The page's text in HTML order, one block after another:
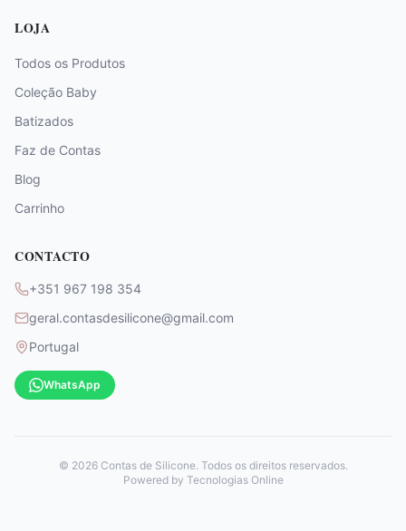
LOJA
Todos os Produtos
Coleção Baby
Batizados
Faz de Contas
Blog
Carrinho
CONTACTO
+351 967 198 354
geral.contasdesilicone@gmail.com
Portugal
WhatsApp
© 2026Contas de Silicone. Todos os direitos reservados.
Powered by Tecnologias Online